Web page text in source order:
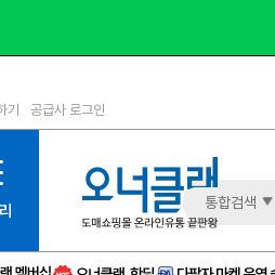
기 공급사 로그인
통합검색